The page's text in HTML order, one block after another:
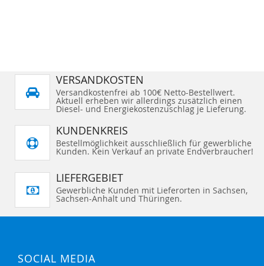
VERSANDKOSTEN
Versandkostenfrei ab 100€ Netto-Bestellwert.
Aktuell erheben wir allerdings zusätzlich einen
Diesel- und Energiekostenzuschlag je Lieferung.
KUNDENKREIS
Bestellmöglichkeit ausschließlich für gewerbliche
Kunden. Kein Verkauf an private Endverbraucher!
LIEFERGEBIET
Gewerbliche Kunden mit Lieferorten in Sachsen,
Sachsen-Anhalt und Thüringen.
SOCIAL MEDIA